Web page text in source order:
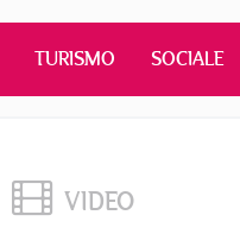
TURISMO SOCIALE
VIDEO